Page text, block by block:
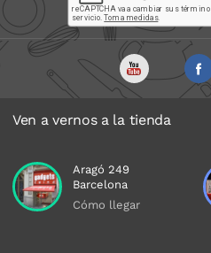
Ven a vernos a la tienda
Aragó 249
Barcelona
Cómo llegar